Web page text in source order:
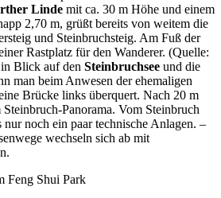
Linde mit ca. 30 m Höhe und einem
2,70 m, grüßt bereits von weitem die
und Steinbruchsteig. Am Fuß der
Rastplatz für den Wanderer. (Quelle:
Blick auf den Steinbruchsee und die
man beim Anwesen der ehemaligen
Brücke links überquert. Nach 20 m
Panorama. Vom Steinbruch
nur noch ein paar technische Anlagen. –
wechseln sich ab mit
Feng Shui Park